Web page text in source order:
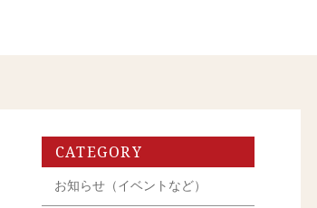
CATEGORY
お知らせ（イベントなど）